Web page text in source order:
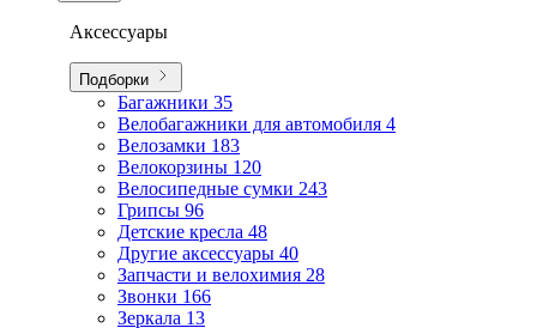
Аксессуары
Подборки
Багажники 35
Велобагажники для автомобиля 4
Велозамки 183
Велокорзины 120
Велосипедные сумки 243
Грипсы 96
Детские кресла 48
Другие аксессуары 40
Запчасти и велохимия 28
Звонки 166
Зеркала 13